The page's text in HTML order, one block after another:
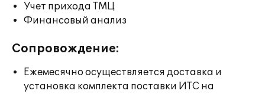
Учет прихода ТМЦ
Финансовый анализ
Сопровождение:
Ежемесячно осуществляется доставка и
установка комплекта поставки ИТС на